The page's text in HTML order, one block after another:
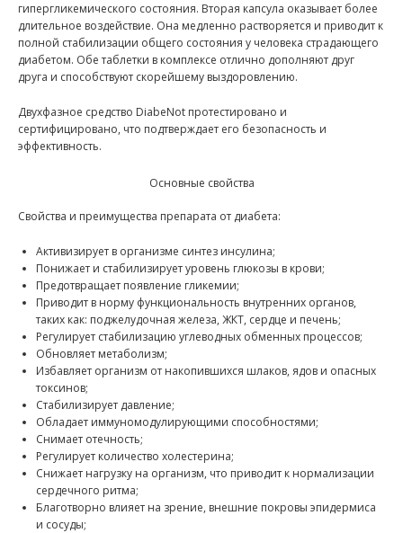
гипергликемического состояния. Вторая капсула оказывает более
длительное воздействие. Она медленно растворяется и приводит к
полной стабилизации общего состояния у человека страдающего
диабетом. Обе таблетки в комплексе отлично дополняют друг
друга и способствуют скорейшему выздоровлению.
Двухфазное средство DiabeNot протестировано и
сертифицировано, что подтверждает его безопасность и
эффективность.
Основные свойства
Свойства и преимущества препарата от диабета:
Активизирует в организме синтез инсулина;
Понижает и стабилизирует уровень глюкозы в крови;
Предотвращает появление гликемии;
Приводит в норму функциональность внутренних органов,
таких как: поджелудочная железа, ЖКТ, сердце и печень;
Регулирует стабилизацию углеводных обменных процессов;
Обновляет метаболизм;
Избавляет организм от накопившихся шлаков, ядов и опасных
токсинов;
Стабилизирует давление;
Обладает иммуномодулирующими способностями;
Снимает отечность;
Регулирует количество холестерина;
Снижает нагрузку на организм, что приводит к нормализации
сердечного ритма;
Благотворно влияет на зрение, внешние покровы эпидермиса
и сосуды;